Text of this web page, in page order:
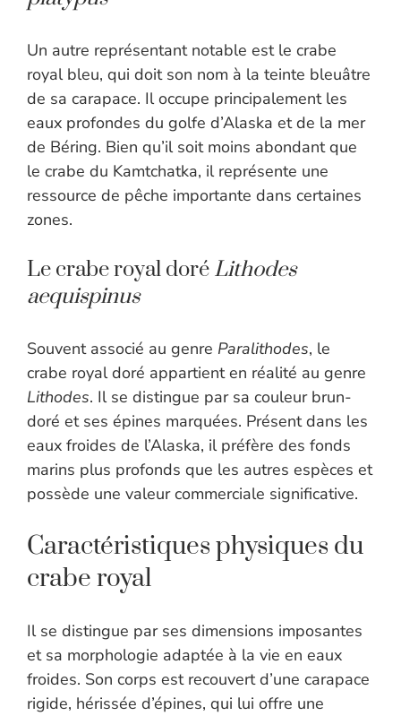
Un autre représentant notable est le crabe
royal bleu, qui doit son nom à la teinte bleuâtre
de sa carapace. Il occupe principalement les
eaux profondes du golfe d’Alaska et de la mer
de Béring. Bien qu’il soit moins abondant que
le crabe du Kamtchatka, il représente une
ressource de pêche importante dans certaines
zones.
Le crabe royal doré Lithodes
aequispinus
Souvent associé au genre Paralithodes, le
crabe royal doré appartient en réalité au genre
Lithodes. Il se distingue par sa couleur brun-
doré et ses épines marquées. Présent dans les
eaux froides de l’Alaska, il préfère des fonds
marins plus profonds que les autres espèces et
possède une valeur commerciale significative.
Caractéristiques physiques du
crabe royal
Il se distingue par ses dimensions imposantes
et sa morphologie adaptée à la vie en eaux
froides. Son corps est recouvert d’une carapace
rigide, hérissée d’épines, qui lui offre une